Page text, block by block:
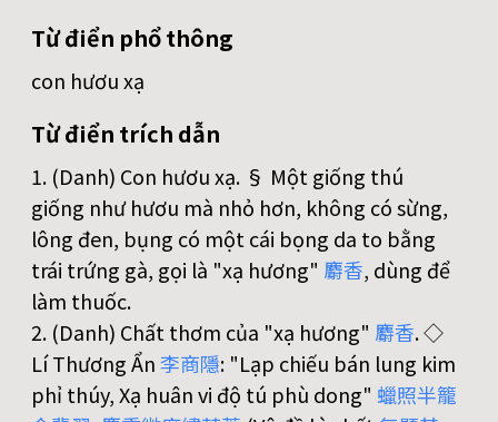
Từ điển phổ thông
con hươu xạ
Từ điển trích dẫn
1. (Danh) Con hươu xạ. § Một giống thú
giống như hươu mà nhỏ hơn, không có sừng,
lông đen, bụng có một cái bọng da to bằng
trái trứng gà, gọi là "xạ hương" 麝香, dùng để
làm thuốc.
2. (Danh) Chất thơm của "xạ hương" 麝香. ◇
Lí Thương Ẩn李商隱: "Lạp chiếu bán lung kim
phỉ thúy, Xạ huân vi độ tú phù dong" 蠟照半籠